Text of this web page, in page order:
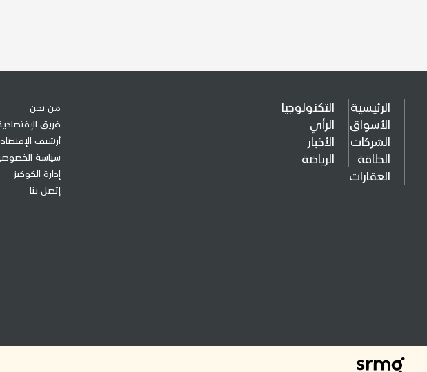
الرئيسية
الأسواق
الشركات
الطاقة
العقارات
التكنولوجيا
الرأي
الأخبار
الرياضة
من نحن
فريق
أرشيف
سياسة
إدارة الكوكيز
إتصل بنا